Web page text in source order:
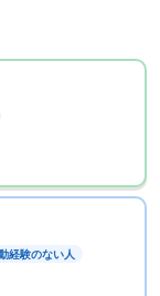
経験のない人